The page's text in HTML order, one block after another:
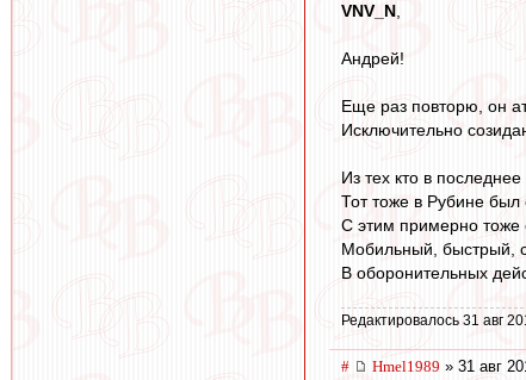
VNV_N,
Андрей!
Еще раз повторю, он
Исключительно
Из тех кто в
Тот тоже в Рубине
С этим примерно тоже
Мобильный, быстрый,
В оборонительных
Редактировалось 31 авг
# Hmel1989 » 31 авг